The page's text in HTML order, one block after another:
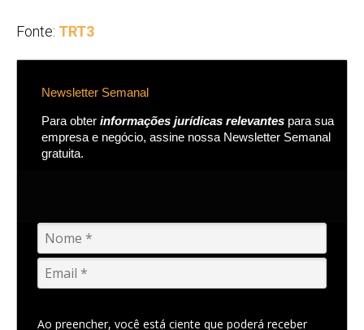
Fonte: TRT3
Newsletter Semanal
Para obter informações jurídicas relevantes para sua
empresa e negócio, assine nossa Newsletter Semanal
gratuita.
Ao preencher, você está ciente que poderá receber